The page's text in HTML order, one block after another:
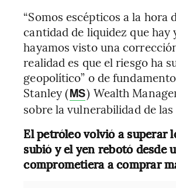
“Somos escépticos a la hora
cantidad de liquidez que hay
hayamos visto una
realidad es que el riesgo ha
geopolítico” o de
Stanley (MS) Wealth
sobre la vulnerabilidad de las
El petróleo volvió a superar
subió y el yen rebotó desde
comprometiera a comprar